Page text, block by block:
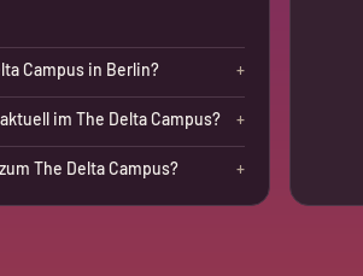
Campus in Berlin? +
im The Delta Campus? +
The Delta Campus? +